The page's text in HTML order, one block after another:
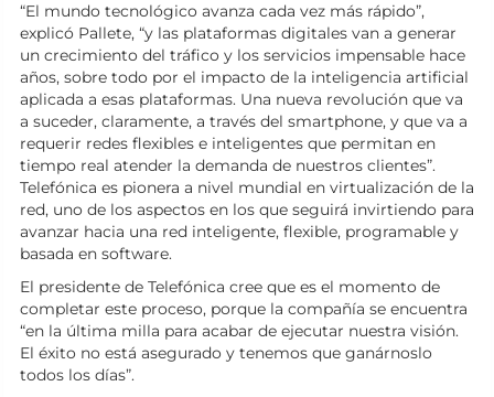
“El mundo tecnológico avanza cada vez más rápido”,
explicó Pallete, “y las plataformas digitales van a generar
un crecimiento del tráfico y los servicios impensable hace
años, sobre todo por el impacto de la inteligencia artificial
aplicada a esas plataformas. Una nueva revolución que va
a suceder, claramente, a través del smartphone, y que va a
requerir redes flexibles e inteligentes que permitan en
tiempo real atender la demanda de nuestros clientes”.
Telefónica es pionera a nivel mundial en virtualización de la
red, uno de los aspectos en los que seguirá invirtiendo para
avanzar hacia una red inteligente, flexible, programable y
basada en software.
El presidente de Telefónica cree que es el momento de
completar este proceso, porque la compañía se encuentra
“en la última milla para acabar de ejecutar nuestra visión.
El éxito no está asegurado y tenemos que ganárnoslo
todos los días”.